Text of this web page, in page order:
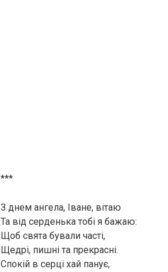
***
З днем ангела, Іване, вітаю
Та від серденька тобі я бажаю:
Щоб свята бували часті,
Щедрі, пишні та прекрасні.
Спокій в серці хай панує,